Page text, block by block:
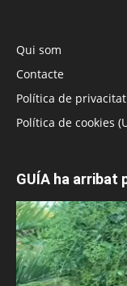
Qui som
Contacte
Política de privacitat
Política de cookies
GUÍA ha arribat
Reproductor
de
vídeo